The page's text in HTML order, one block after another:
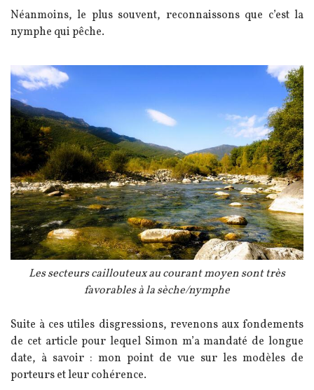
Néanmoins, le plus souvent, reconnaissons que c’est la
nymphe qui pêche.
Image
Légende
Les secteurs caillouteux au courant moyen sont très
favorables à la sèche/nymphe
Texte
Suite à ces utiles disgressions, revenons aux fondements
de cet article pour lequel Simon m’a mandaté de longue
date, à savoir : mon point de vue sur les modèles de
porteurs et leur cohérence.